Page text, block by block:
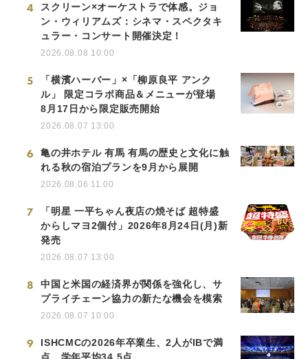
4
スクリーン×オーケストラで体感。ジョ
ン・ウィリアムズ：シネマ・スペクタキ
ュラー・コンサート開催決定！
2026.08.08 10:00
5
「横濱ハーバー」×「柳原良平 アンク
ル」 限定コラボ商品＆メニューが登場
8月17日から限定販売開始
2026.08.07 13:00
6
亀の井ホテル 有馬 有馬の歴史と文化に触
れる秋の宿泊プランを9月から展開
2026.08.06 11:00
7
「明星 一平ちゃん夜店の焼そば 超特盛
からしマヨ2個付」2026年8月24日(月)新
発売
2026.08.07 13:00
8
中国と米国の経済界が関係を強化し、サ
プライチェーン協力の新たな機会を模索
2026.08.07 10:00
9
ISHCMCの2026年卒業生、2人がIBで満